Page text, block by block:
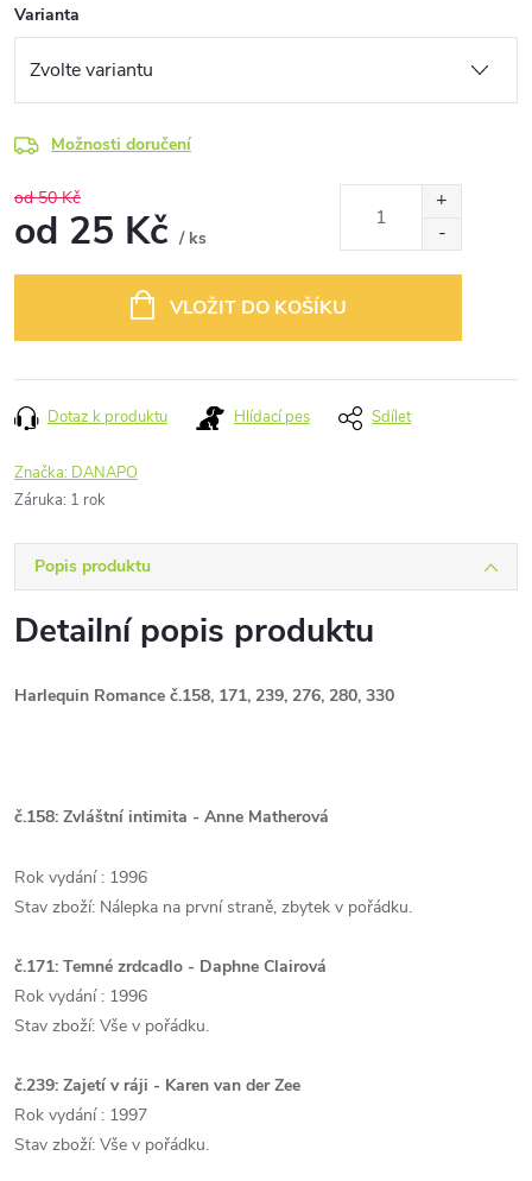
Varianta
Možnosti doručení
od 50 Kč
od 25 Kč / ks
VLOŽIT DO KOŠÍKU
Dotaz k produktu Hlídací pes Sdílet
Značka: DANAPO
Záruka: 1 rok
Popis produktu
Detailní popis produktu
Harlequin Romance č.158, 171, 239, 276, 280, 330
č.158: Zvláštní intimita - Anne Matherová
Rok vydání : 1996
Stav zboží: Nálepka na první straně, zbytek v pořádku.
č.171: Temné zrdcadlo - Daphne Clairová
Rok vydání : 1996
Stav zboží: Vše v pořádku.
č.239: Zajetí v ráji - Karen van der Zee
Rok vydání : 1997
Stav zboží: Vše v pořádku.